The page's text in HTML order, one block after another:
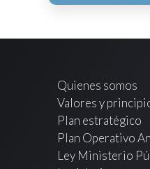
Quienes somos
Valores y
Plan estratégico
Plan Operativo
Ley Ministerio